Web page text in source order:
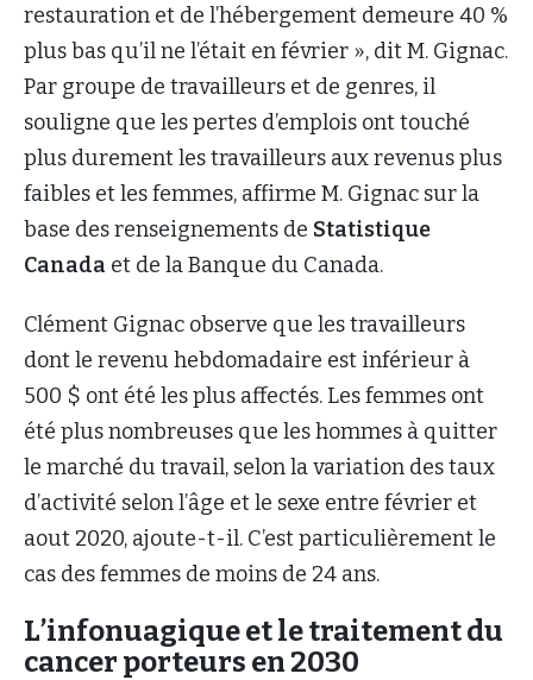
restauration et de l’hébergement demeure 40 %
plus bas qu’il ne l’était en février », dit M. Gignac.
Par groupe de travailleurs et de genres, il
souligne que les pertes d’emplois ont touché
plus durement les travailleurs aux revenus plus
faibles et les femmes, affirme M. Gignac sur la
base des renseignements de Statistique
Canada et de la Banque du Canada.
Clément Gignac observe que les travailleurs
dont le revenu hebdomadaire est inférieur à
500 $ ont été les plus affectés. Les femmes ont
été plus nombreuses que les hommes à quitter
le marché du travail, selon la variation des taux
d’activité selon l’âge et le sexe entre février et
aout 2020, ajoute-t-il. C’est particulièrement le
cas des femmes de moins de 24 ans.
L’infonuagique et le traitement du
cancer porteurs en 2030